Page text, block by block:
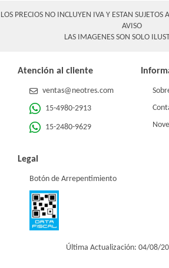
LOS PRECIOS NO INCLUYEN IVA Y ESTAN
AVISO
LAS IMAGENES SON SOLO
Atención al cliente
ventas@neotres.com
15-4980-2913
15-2480-9629
Legal
Botón de Arrepentimiento
Última Actualización: 04/08/